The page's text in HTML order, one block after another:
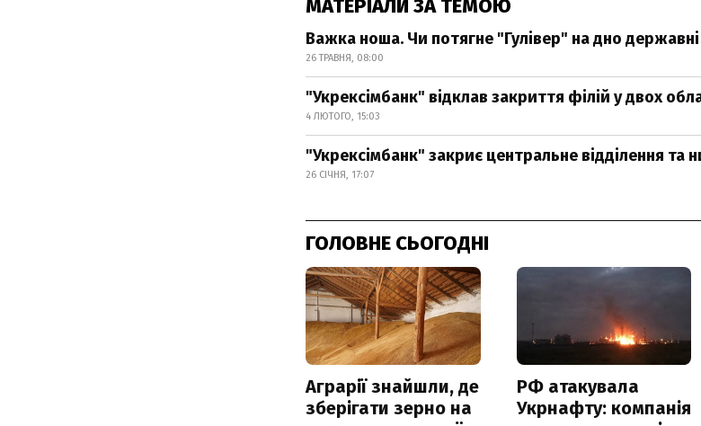
МАТЕРІАЛИ ЗА ТЕМОЮ
Важка ноша. Чи потягне "Гулівер" на дно
26 ТРАВНЯ, 08:00
"Укрексімбанк" відклав закриття філій у двох
4 ЛЮТОГО, 15:03
"Укрексімбанк" закриє центральне відділення та
26 СІЧНЯ, 17:07
ГОЛОВНЕ СЬОГОДНІ
Аграрії знайшли, де
зберігати зерно на
РФ атакувала
Укрнафту: компанія